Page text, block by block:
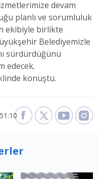
devam
planlı ve sorumluluk
ekibiyle birlikte
Belediyemizle
sürdürdüğünü
edecek.
konuştu.